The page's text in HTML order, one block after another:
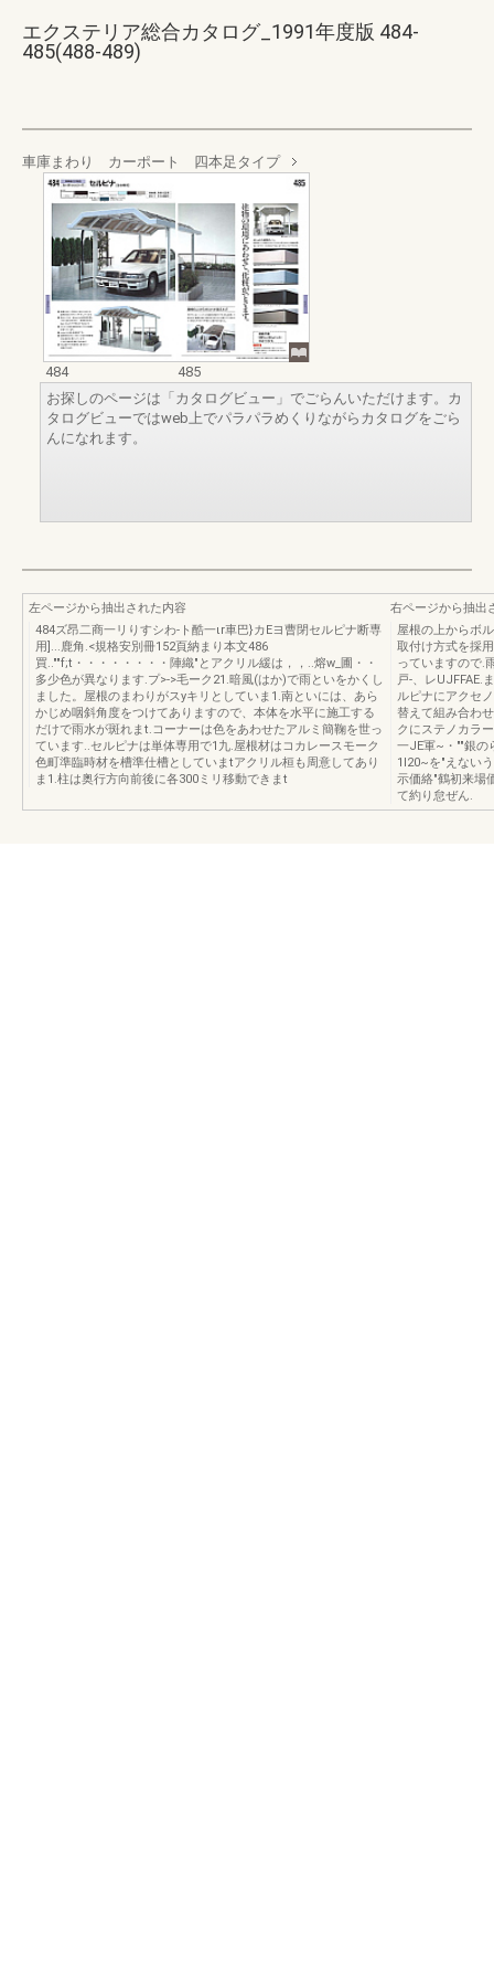
エクステリア総合カタログ_1991年度版 484-
485(488-489)
車庫まわり カーポート 四本足タイプ
484
485
お探しのページは「カタログビュー」でごらんいただけます。カ
タログビューではweb上でパラパラめくりながらカタログをごら
んになれます。
左ページから抽出された内容
484ズ昂二商一リりすシわ-ト酷一ιr車巴}カEヨ曹閉セルピナ断専
用]...鹿角.<規格安別冊152頁納まり本文486
買..""f;t・・・・・・・・陣織"とアクリル緩は，，..熔w_圃・・
多少色が異なります.プ>->毛ーク21.暗風(はか)で雨といをかくし
ました。屋根のまわりがスyキリとしていま1.南といには、あら
かじめ咽斜角度をつけてありますので、本体を水平に施工する
だけで雨水が斑れまt.コーナーは色をあわせたアルミ簡鞠を世っ
ています..セルピナは単体専用で1九.屋根材はコカレースモーク
色町準臨時材を槽準仕槽としていまtアクリル桓も周意してあり
ま1.柱は奥行方向前後に各300ミリ移動できまt
右ページから抽出
屋根の上からボ
取付け方式を採
っていますので.
戸-、レUJFFAE.
ルピナにアクセ
替えて組み合わ
クにステノカラ
一JE軍~・""銀の
1I20~を"えない
示価絡"鶴初来場
て約り怠ぜん.